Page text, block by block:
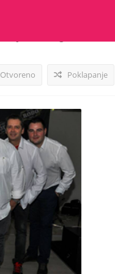
Otvoreno Poklapanje